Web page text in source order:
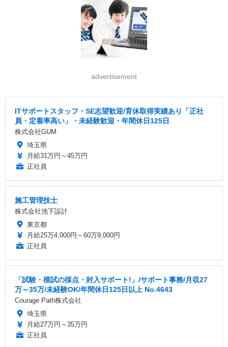
advertisement
ITサポートスタッフ・SE志望歓迎/育休取得実績あり「正社
員・定着率高い」・未経験歓迎・年間休日125日
株式会社GUM
埼玉県
月給31万円～45万円
正社員
施工管理技士
株式会社池下設計
東京都
月給25万4,000円～60万9,000円
正社員
「試験・模試の採点・封入サポート!」/サポート事務/月収27
万～35万/未経験OK/年間休日125日以上 No.4643
Courage Path株式会社
埼玉県
月給27万円～35万円
正社員